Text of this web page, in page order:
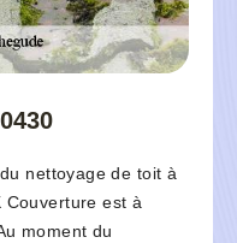
nettoyage de toit à
Couverture est à
moment du